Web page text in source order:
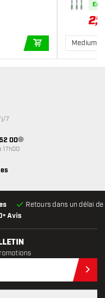
AJOUTER AU
En
2,60
Medium
Avis
Retours dans un délai de
client indisponible
7
00Service client indisponible
17h00